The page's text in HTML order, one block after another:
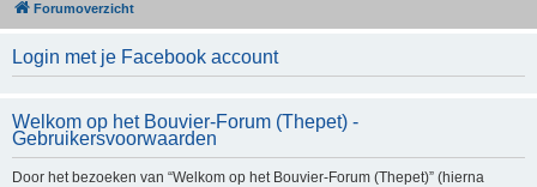
Forumoverzicht
Login met je Facebook account
Welkom op het Bouvier-Forum (Thepet) -
Gebruikersvoorwaarden
Door het bezoeken van “Welkom op het Bouvier-Forum (Thepet)” (hierna